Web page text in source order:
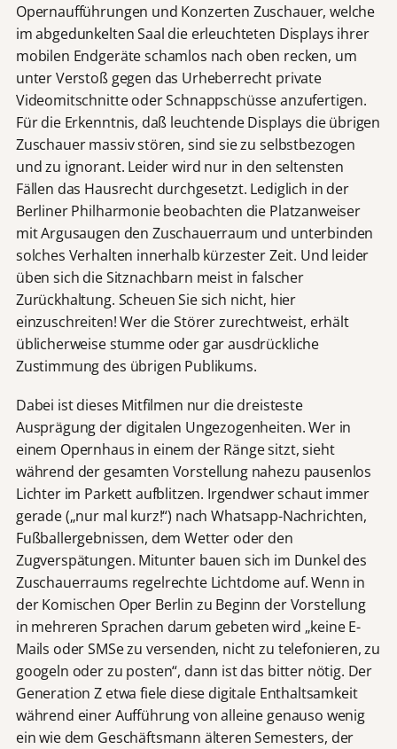
Opernaufführungen und Konzerten Zuschauer, welche
im abgedunkelten Saal die erleuchteten Displays ihrer
mobilen Endgeräte schamlos nach oben recken, um
unter Verstoß gegen das Urheberrecht private
Videomitschnitte oder Schnappschüsse anzufertigen.
Für die Erkenntnis, daß leuchtende Displays die übrigen
Zuschauer massiv stören, sind sie zu selbstbezogen
und zu ignorant. Leider wird nur in den seltensten
Fällen das Hausrecht durchgesetzt. Lediglich in der
Berliner Philharmonie beobachten die Platzanweiser
mit Argusaugen den Zuschauerraum und unterbinden
solches Verhalten innerhalb kürzester Zeit. Und leider
üben sich die Sitznachbarn meist in falscher
Zurückhaltung. Scheuen Sie sich nicht, hier
einzuschreiten! Wer die Störer zurechtweist, erhält
üblicherweise stumme oder gar ausdrückliche
Zustimmung des übrigen Publikums.
Dabei ist dieses Mitfilmen nur die dreisteste
Ausprägung der digitalen Ungezogenheiten. Wer in
einem Opernhaus in einem der Ränge sitzt, sieht
während der gesamten Vorstellung nahezu pausenlos
Lichter im Parkett aufblitzen. Irgendwer schaut immer
gerade („nur mal kurz!“) nach Whatsapp-Nachrichten,
Fußballergebnissen, dem Wetter oder den
Zugverspätungen. Mitunter bauen sich im Dunkel des
Zuschauerraums regelrechte Lichtdome auf. Wenn in
der Komischen Oper Berlin zu Beginn der Vorstellung
in mehreren Sprachen darum gebeten wird „keine E-
Mails oder SMSe zu versenden, nicht zu telefonieren, zu
googeln oder zu posten“, dann ist das bitter nötig. Der
Generation Z etwa fiele diese digitale Enthaltsamkeit
während einer Aufführung von alleine genauso wenig
ein wie dem Geschäftsmann älteren Semesters, der